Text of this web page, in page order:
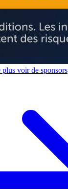
voir de sponsors